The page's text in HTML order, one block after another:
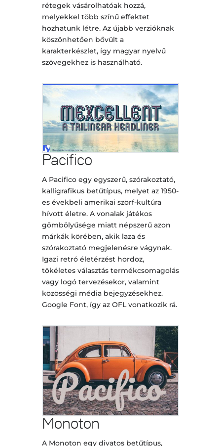
rétegek vásárolhatóak hozzá,
melyekkel több színű effektet
hozhatunk létre. Az újabb verzióknak
köszönhetően bővült a
karakterkészlet, így magyar nyelvű
szövegekhez is használható.
Pacifico
A Pacifico egy egyszerű, szórakoztató,
kalligrafikus betűtípus, melyet az 1950-
es évekbeli amerikai szörf-kultúra
hívott életre. A vonalak játékos
gömbölyűsége miatt népszerű azon
márkák körében, akik laza és
szórakoztató megjelenésre vágynak.
Igazi retró életérzést hordoz,
tökéletes választás termékcsomagolás
vagy logó tervezésekor, valamint
közösségi média bejegyzésekhez.
Google Font, így az OFL vonatkozik rá.
Monoton
A Monoton egy divatos betűtípus,